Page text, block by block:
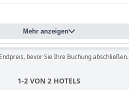
Mehr anzeigen
bevor Sie Ihre Buchung abschließen.
1-2 VON 2 HOTELS